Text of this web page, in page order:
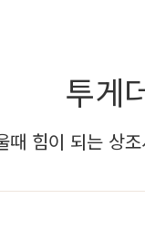
투게
때 힘이 되는 상